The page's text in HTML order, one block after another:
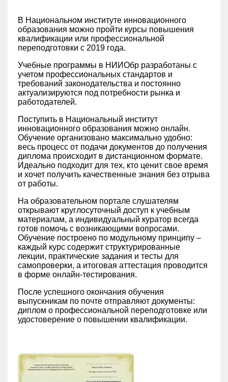
В Национальном институте инновационного
образования можно пройти курсы повышения
квалификации или профессиональной
переподготовки с 2019 года.
Учебные программы в НИИОбр разработаны с
учетом профессиональных стандартов и
требований законодательства и постоянно
актуализируются под потребности рынка и
работодателей.
Поступить в Национальный институт
инновационного образования можно онлайн.
Обучение организовано максимально удобно:
весь процесс от подачи документов до получения
диплома происходит в дистанционном формате.
Идеально подходит для тех, кто ценит свое время
и хочет получить качественные знания без отрыва
от работы.
На образовательном портале слушателям
открывают круглосуточный доступ к учебным
материалам, а индивидуальный куратор всегда
готов помочь с возникающими вопросами.
Обучение построено по модульному принципу –
каждый курс содержит структурированные
лекции, практические задания и тесты для
самопроверки, а итоговая аттестация проводится
в форме онлайн-тестирования.
После успешного окончания обучения
выпускникам по почте отправляют документы:
диплом о профессиональной переподготовке или
удостоверение о повышении квалификации.